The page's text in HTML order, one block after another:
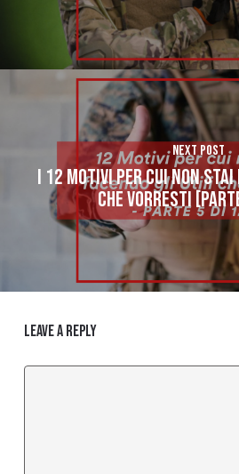
Next Post
I 12 MOTIVI PER CUI NON STAI
CHE VORRESTI
Leave a Reply